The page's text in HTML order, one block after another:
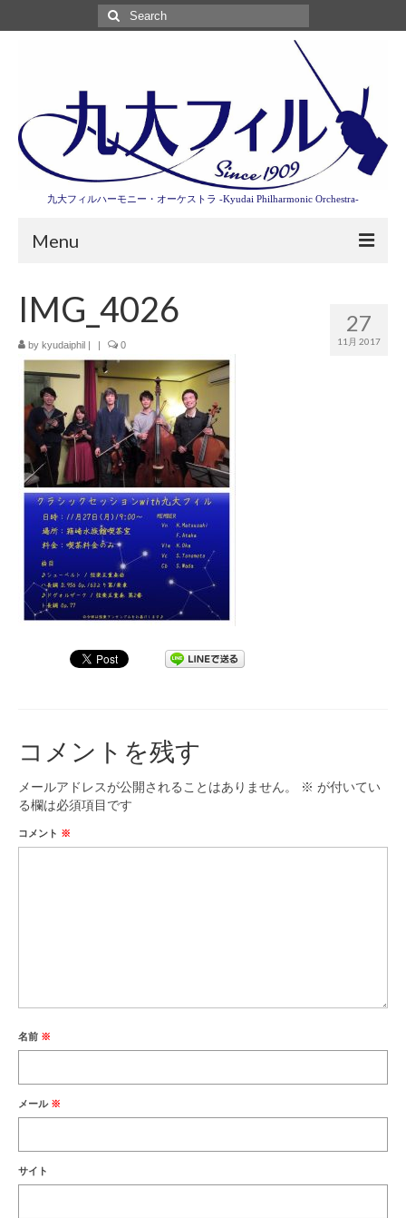
Search
for:
九大フィルハーモニー・オーケストラ -Kyudai Philharmonic Orchestra-
Menu
演奏会情報
卒業記念演奏会2027
九大フィルとは
九大フィルの歴史
ご寄付のお願い
演奏会の歴史
出張演奏
九大フィル特集ページ
団員専用ページ
27
11月 2017
IMG_4026
by kyudaiphil 0
コメントを残す
メールアドレスが公開されることはありません。 ※ が付いてい
る欄は必須項目です
コメント ※
名前 ※
メール ※
サイト